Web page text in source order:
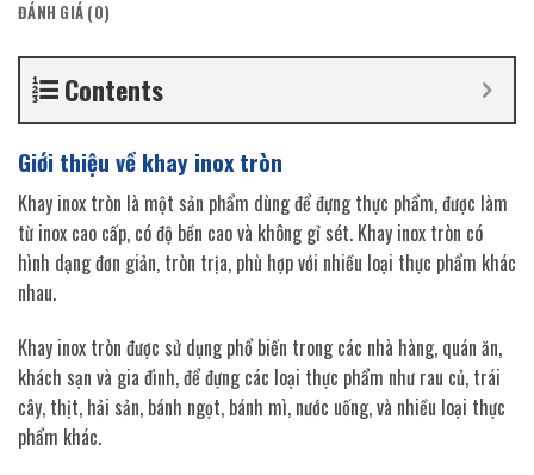
ĐÁNH GIÁ (0)
Contents
Giới thiệu về khay inox tròn
Khay inox tròn là một sản phẩm dùng để đựng thực phẩm, được làm
từ inox cao cấp, có độ bền cao và không gỉ sét. Khay inox tròn có
hình dạng đơn giản, tròn trịa, phù hợp với nhiều loại thực phẩm khác
nhau.
Khay inox tròn được sử dụng phổ biến trong các nhà hàng, quán ăn,
khách sạn và gia đình, để đựng các loại thực phẩm như rau củ, trái
cây, thịt, hải sản, bánh ngọt, bánh mì, nước uống, và nhiều loại thực
phẩm khác.